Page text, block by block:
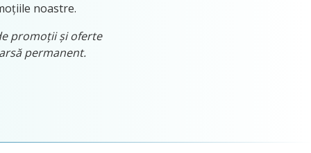
noastre.
promoții și oferte
permanent.